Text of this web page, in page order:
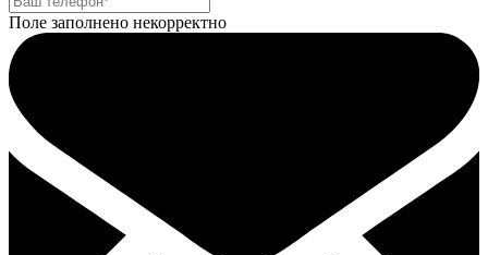
Поле заполнено некорректно